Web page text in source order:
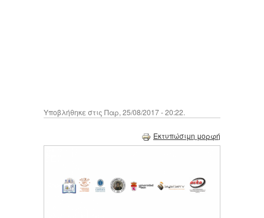
Υποβλήθηκε στις Παρ, 25/08/2017 - 20:22.
Εκτυπώσιμη μορφή